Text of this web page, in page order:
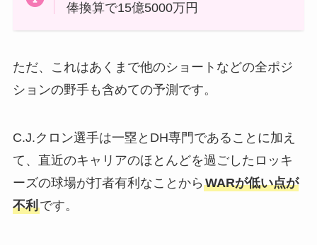
俸換算で15億5000万円
ただ、これはあくまで他のショートなどの全ポジ
ションの野手も含めての予測です。
C.J.クロン選手は一塁とDH専門であることに加え
て、直近のキャリアのほとんどを過ごしたロッキ
ーズの球場が打者有利なことから WARが低い点が
不利です。